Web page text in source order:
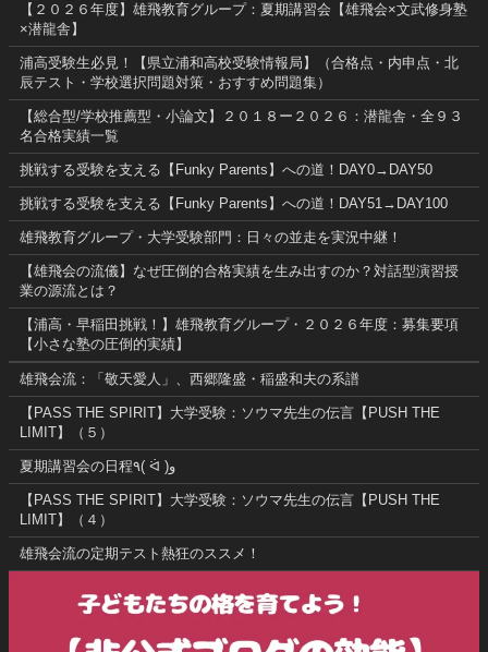
【２０２６年度】雄飛教育グループ：夏期講習会【雄飛会×文武修身塾
×潜龍舎】
浦高受験生必見！【県立浦和高校受験情報局】（合格点・内申点・北
辰テスト・学校選択問題対策・おすすめ問題集）
【総合型/学校推薦型・小論文】２０１８ー２０２６：潜龍舎・全９３
名合格実績一覧
挑戦する受験を支える【Funky Parents】への道！DAY0→DAY50
挑戦する受験を支える【Funky Parents】への道！DAY51→DAY100
雄飛教育グループ・大学受験部門：日々の並走を実況中継！
【雄飛会の流儀】なぜ圧倒的合格実績を生み出すのか？対話型演習授
業の源流とは？
【浦高・早稲田挑戦！】雄飛教育グループ・２０２６年度：募集要項
【小さな塾の圧倒的実績】
雄飛会流：「敬天愛人」、西郷隆盛・稲盛和夫の系譜
【PASS THE SPIRIT】大学受験：ソウマ先生の伝言【PUSH THE
LIMIT】（５）
夏期講習会の日程٩( ᐛ )و
【PASS THE SPIRIT】大学受験：ソウマ先生の伝言【PUSH THE
LIMIT】（４）
雄飛会流の定期テスト熱狂のススメ！